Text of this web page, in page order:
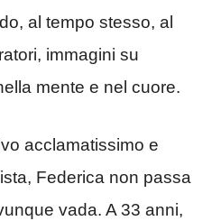
al tempo stesso, al
immagini su
mente e nel cuore.
acclamatissimo e
Federica non passa
vada. A 33 anni,